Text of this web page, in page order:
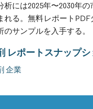
析には2025年〜2030年の
れる。無料レポートPDF
のサンプルを入手する。
レポートスナップシ
企業